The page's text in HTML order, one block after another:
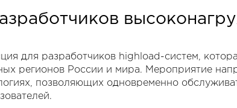
для разработчиков highload-систем,
регионов России и мира. Мероприятие
позволяющих одновременно